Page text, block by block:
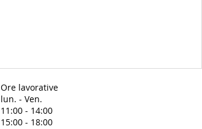
Ore lavorative
lun. - Ven.
11:00 - 14:00
15:00 - 18:00